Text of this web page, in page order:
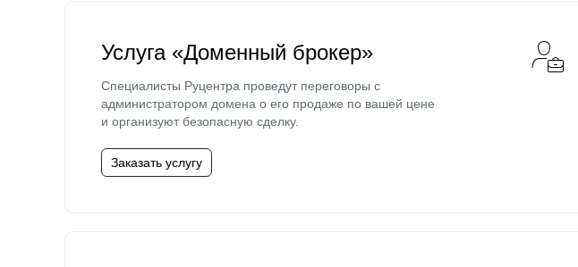
Услуга «Доменный брокер»
Специалисты Руцентра проведут переговоры с
администратором домена о его продаже по вашей цене
и организуют безопасную сделку.
Заказать услугу